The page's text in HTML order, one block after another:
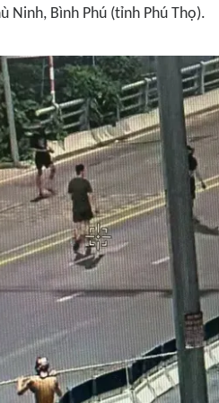
Ninh, Bình Phú (tỉnh Phú Thọ).